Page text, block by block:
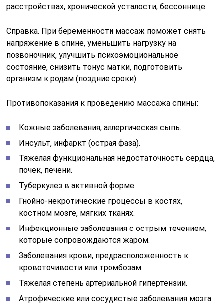
расстройствах, хронической усталости, бессоннице.
Справка. При беременности массаж поможет снять
напряжение в спине, уменьшить нагрузку на
позвоночник, улучшить психоэмоциональное
состояние, снизить тонус матки, подготовить
организм к родам (поздние сроки).
Противопоказания к проведению массажа спины:
Кожные заболевания, аллергическая сыпь.
Инсульт, инфаркт (острая фаза).
Тяжелая функциональная недостаточность сердца,
почек, печени.
Туберкулез в активной форме.
Гнойно-некротические процессы в костях,
костном мозге, мягких тканях.
Инфекционные заболевания с острым течением,
которые сопровождаются жаром.
Заболевания крови, предрасположенность к
кровоточивости или тромбозам.
Тяжелая степень артериальной гипертензии.
Атрофические или сосудистые заболевания мозга.